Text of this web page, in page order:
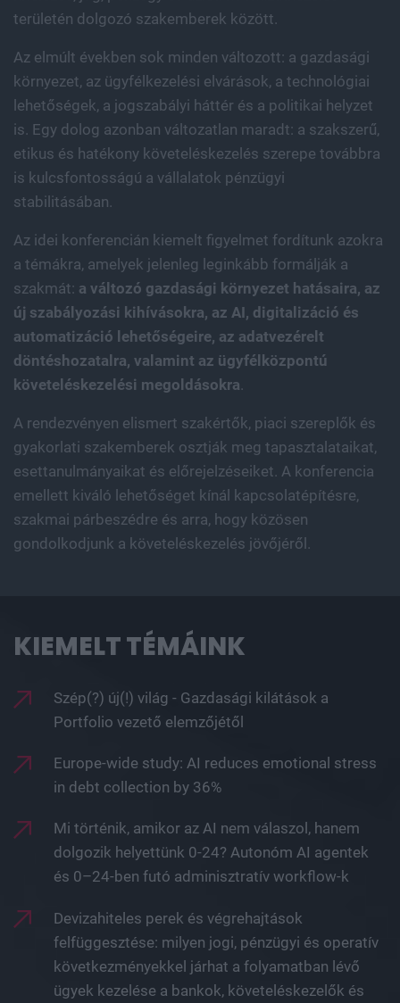
területén dolgozó szakemberek között.
Az elmúlt években sok minden változott: a gazdasági
környezet, az ügyfélkezelési elvárások, a technológiai
lehetőségek, a jogszabályi háttér és a politikai helyzet
is. Egy dolog azonban változatlan maradt: a szakszerű,
etikus és hatékony követeléskezelés szerepe továbbra
is kulcsfontosságú a vállalatok pénzügyi
stabilitásában.
Az idei konferencián kiemelt figyelmet fordítunk azokra
a témákra, amelyek jelenleg leginkább formálják a
szakmát: a változó gazdasági környezet hatásaira, az
új szabályozási kihívásokra, az AI, digitalizáció és
automatizáció lehetőségeire, az adatvezérelt
döntéshozatalra, valamint az ügyfélközpontú
követeléskezelési megoldásokra.
A rendezvényen elismert szakértők, piaci szereplők és
gyakorlati szakemberek osztják meg tapasztalataikat,
esettanulmányaikat és előrejelzéseiket. A konferencia
emellett kiváló lehetőséget kínál kapcsolatépítésre,
szakmai párbeszédre és arra, hogy közösen
gondolkodjunk a követeléskezelés jövőjéről.
KIEMELT TÉMÁINK
Szép(?) új(!) világ - Gazdasági kilátások a
Portfolio vezető elemzőjétől
Europe-wide study: AI reduces emotional stress
in debt collection by 36%
Mi történik, amikor az AI nem válaszol, hanem
dolgozik helyettünk 0-24? Autonóm AI agentek
és 0–24-ben futó adminisztratív workflow-k
Devizahiteles perek és végrehajtások
felfüggesztése: milyen jogi, pénzügyi és operatív
következményekkel járhat a folyamatban lévő
ügyek kezelése a bankok, követeléskezelők és